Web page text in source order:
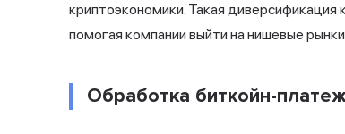
криптоэкономики. Такая диверсификация
помогая компании выйти на нишевые
Обработка биткойн-